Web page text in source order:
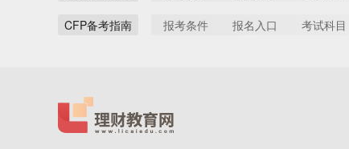
CFP备考指南 报考条件 报名入口 考试科目